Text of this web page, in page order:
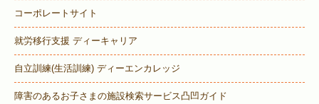
コーポレートサイト
就労移行支援 ディーキャリア
自立訓練(生活訓練) ディーエンカレッジ
障害のあるお子さまの施設検索サービス凸凹ガイド